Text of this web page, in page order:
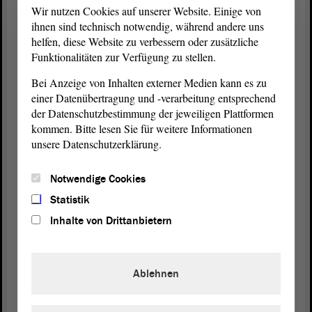
Vizepräsidentin Anne-Marie Keding:
Vielen Dank, Herr Silbersack. - Herr Scharfenort
hat sich zu einer Intervention gemeldet. Danach hat
Frau Frederking eine Frage. - Herr Scharfenort,
bitte.
Jan Scharfenort (AfD):
Dazu, dass die Schwankungen nicht zunehmen,
haben, der nicht quarzgesteuert ist. Vielleicht
Wir nutzen Cookies auf unserer Website. Einige von
ihnen sind technisch notwendig, während andere uns
helfen, diese Website zu verbessern oder zusätzliche
Funktionalitäten zur Verfügung zu stellen.
Bei Anzeige von Inhalten externer Medien kann es zu
einer Datenübertragung und -verarbeitung entsprechend
der Datenschutzbestimmung der jeweiligen Plattformen
kommen. Bitte lesen Sie für weitere Informationen
unsere Datenschutzerklärung.
Notwendige Cookies
Statistik
Inhalte von Drittanbietern
Ablehnen